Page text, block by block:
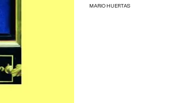
MARIO HUERTAS